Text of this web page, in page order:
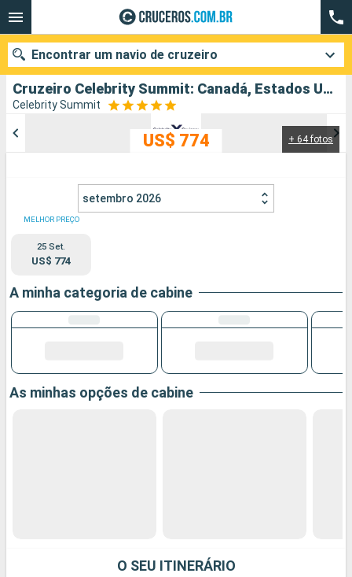
Cruzeiro Celebrity Summit: Canadá, Estados Unidos partindo de Vancouver
Celebrity Summit
+ 64 fotos
US$ 774
setembro 2026
MELHOR PREÇO
25 Set.
US$ 774
A minha categoria de cabine
As minhas opções de cabine
O SEU ITINERÁRIO
Encontrar um navio de cruzeiro
Cidades Companhias